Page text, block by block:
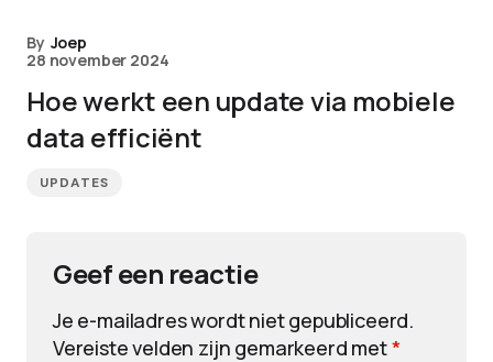
By Joep
28 november 2024
Hoe werkt een update via mobiele
data efficiënt
UPDATES
Geef een reactie
Je e-mailadres wordt niet gepubliceerd.
Vereiste velden zijn gemarkeerd met*